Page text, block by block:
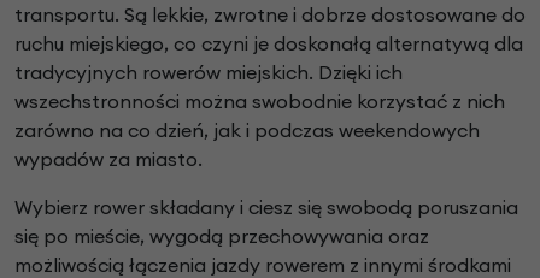
transportu. Są lekkie, zwrotne i dobrze dostosowane do
ruchu miejskiego, co czyni je doskonałą alternatywą dla
tradycyjnych rowerów miejskich. Dzięki ich
wszechstronności można swobodnie korzystać z nich
zarówno na co dzień, jak i podczas weekendowych
wypadów za miasto.
Wybierz rower składany i ciesz się swobodą poruszania
się po mieście, wygodą przechowywania oraz
możliwością łączenia jazdy rowerem z innymi środkami